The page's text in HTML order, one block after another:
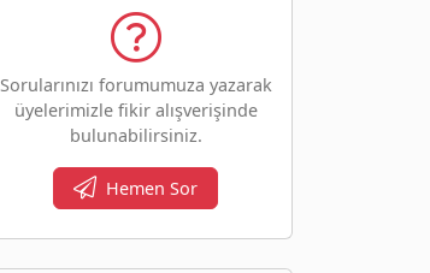
Sorularınızı forumumuza yazarak
üyelerimizle fikir alışverişinde
bulunabilirsiniz.
Hemen Sor